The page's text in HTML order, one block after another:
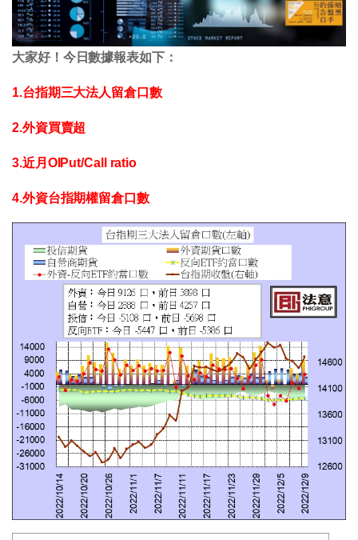
大家好！今日數據報表如下：
1.台指期三大法人留倉口數
2.外資買賣超
3.近月OIPut/Call ratio
4.外資台指期權留倉口數